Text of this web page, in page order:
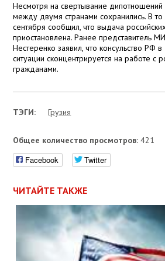
Несмотря на свертывание дипотношений
между двумя странами сохранились. В
сентября сообщил, что выдача
приостановлена. Ранее представитель
Нестеренко заявил, что консульство РФ
ситуации сконцентрируется на работе с
гражданами.
ТЭГИ: Грузия
Общее количество просмотров: 421
Facebook Twitter
ЧИТАЙТЕ ТАКЖЕ